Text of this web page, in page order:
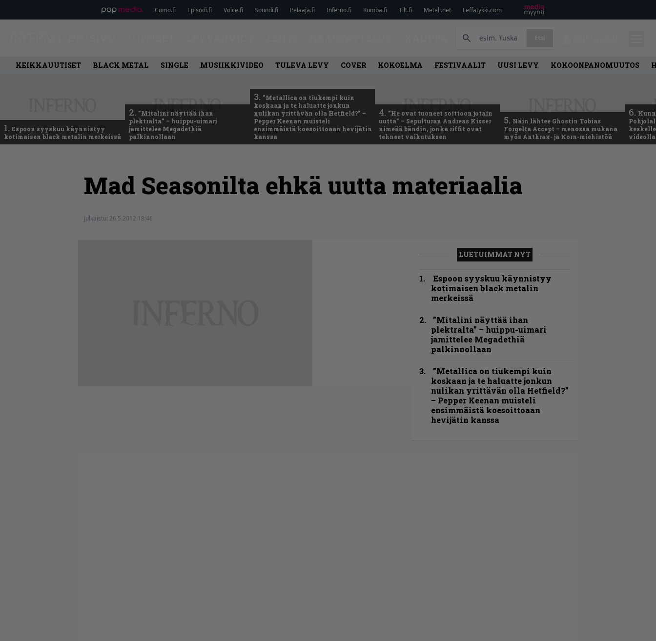
Como.fi Episodi.fi Voice.fi Soundi.fi Pelaaja.fi Inferno.fi Rumba.fi Tilt.fi Meteli.net Leffatykki.com
KEIKKAUUTISET BLACK METAL SINGLE MUSIIKKIVIDEO TULEVA LEVY COVER KOKOELMA FESTIVAALIT UUSI LEVY KOKOONPANOMUUTOS
1. Espoon syyskuu käynnistyy
kotimaisen black metalin merkeissä
2. ”Mitalini näyttää ihan
plektralta” – huippu-uimari
jamittelee Megadethiä
palkinnollaan
3. ”Metallica on tiukempi kuin
koskaan ja te haluatte jonkun
nulikan yrittävän olla Hetfield?” –
Pepper Keenan muisteli
ensimmäistä koesoittoaan hevijätin
kanssa
4. ”He ovat tuoneet soittoon jotain
uutta” – Sepulturan Andreas Kisser
nimeää bändin, jonka riffit ovat
tehneet vaikutuksen
5. Näin lähtee Ghostin Tobias
Forgelta Accept – menossa mukana
myös Anthrax- ja Korn-miehistöä
6.
Mad Seasonilta ehkä uutta materiaalia
Julkaistu: 26.5.2012 18:46
LUETUIMMAT NYT
Espoon syyskuu käynnistyy
kotimaisen black metalin
merkeissä
”Mitalini näyttää ihan
plektralta” – huippu-uimari
jamittelee Megadethiä
palkinnollaan
”Metallica on tiukempi kuin
koskaan ja te haluatte jonkun
nulikan yrittävän olla Hetfield?”
– Pepper Keenan muisteli
ensimmäistä koesoittoaan
hevijätin kanssa